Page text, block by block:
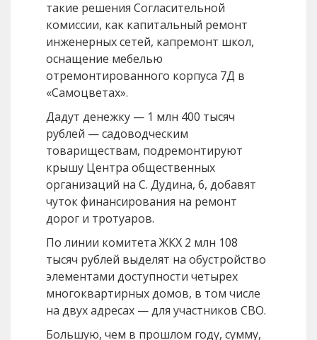
такие решения Согласительной
комиссии, как капитальный ремонт
инженерных сетей, капремонт школ,
оснащение мебелью
отремонтированного корпуса 7Д в
«Самоцветах».
Дадут денежку — 1 млн 400 тысяч
рублей — садоводческим
товариществам, подремонтируют
крышу Центра общественных
организаций на С. Дудина, 6, добавят
чуток финансирования на ремонт
дорог и тротуаров.
По линии комитета ЖКХ 2 млн 108
тысяч рублей выделят на обустройство
элементами доступности четырех
многоквартирных домов, в том числе
на двух адресах — для участников СВО.
Большую, чем в прошлом году, сумму,